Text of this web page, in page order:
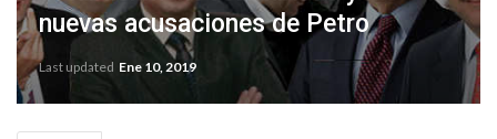
nuevas acusaciones de Petro
Last updated Ene 10, 2019